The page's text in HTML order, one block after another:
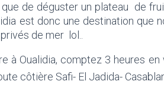
de déguster un plateau de
est donc une destination
de mer lol..
à Oualidia, comptez 3 heures
côtière Safi- El Jadida-